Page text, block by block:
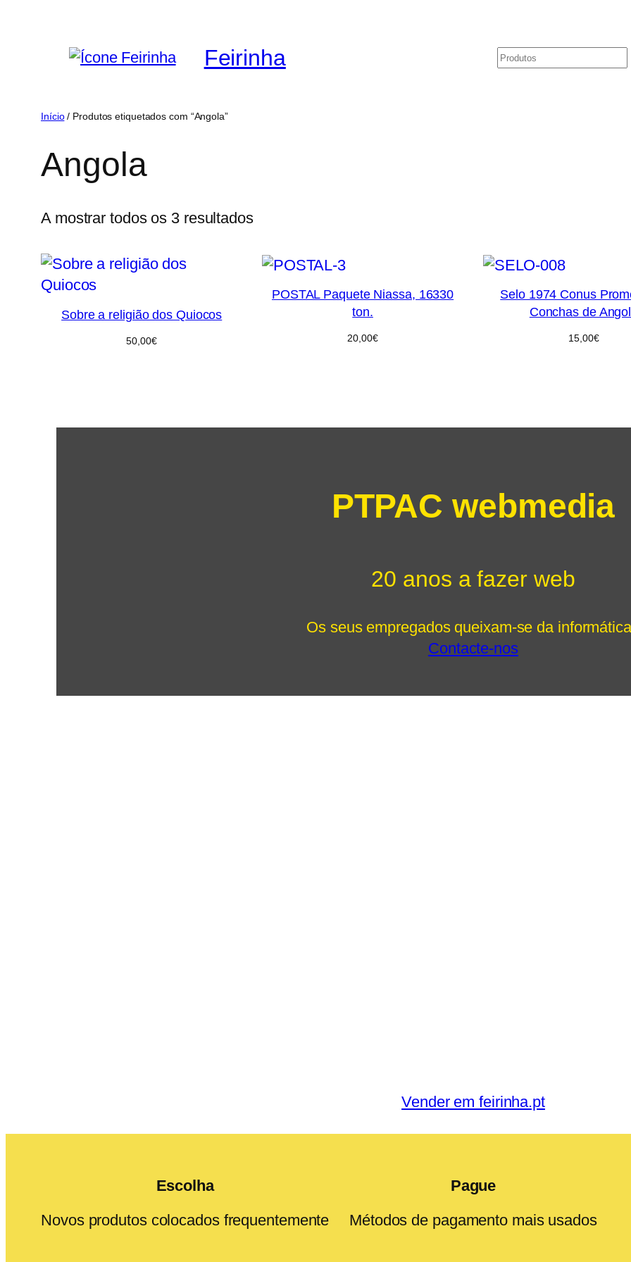
Feirinha Pesquisar
Início/ Produtos etiquetados com “Angola”
Angola
A mostrar todos os 3 resultadosOrdenado
mais
Sobre a religião dos Quiocos
50,00€
POSTAL Paquete Niassa, 16330
ton.
20,00€
Selo 1974 Conus
Conchas de
15,00€
PTPAC webmedia
20 anos a fazer web
Os seus empregados queixam-se da
Contacte-nos
Vender em feirinha.pt
Escolha
Novos produtos colocados frequentemente
Pague
Métodos de pagamento mais usados